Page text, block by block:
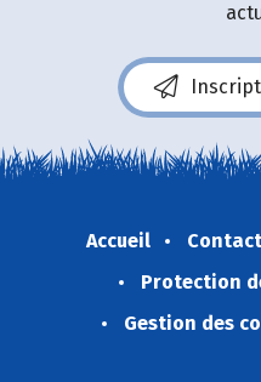
Accueil Contact
Protection
Gestion des